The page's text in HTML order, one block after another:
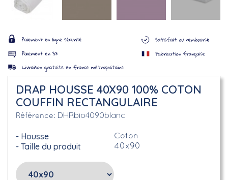
DRAP HOUSSE 40X90 100% COTON
COUFFIN RECTANGULAIRE
Référence DHRbio4090blanc
Housse Coton
Taille du produit 40x90